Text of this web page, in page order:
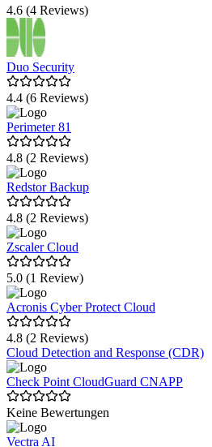
4.6 (4 Reviews)
Duo Security
4.4 (6 Reviews)
Perimeter 81
4.8 (2 Reviews)
Redstor Backup
4.8 (2 Reviews)
Zscaler Cloud
5.0 (1 Review)
Acronis Cyber Protect Cloud
4.8 (2 Reviews)
Cloud Detection and Response (CDR)
Check Point CloudGuard CNAPP
Keine Bewertungen
Vectra AI